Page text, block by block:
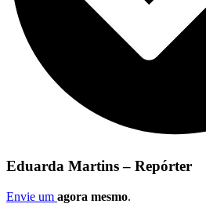
Eduarda Martins – Repórter
Envie um agora mesmo.